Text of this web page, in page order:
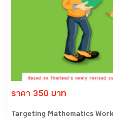
ราคา 350 บาท
Targeting Mathematics